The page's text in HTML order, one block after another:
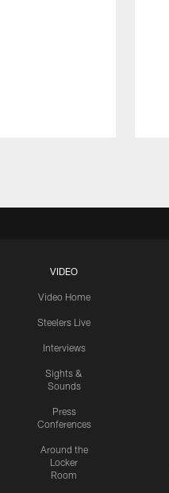
VIDEO
Video Home
Steelers Live
Interviews
Sights &
Sounds
Press
Conferences
Around the
Locker
Room